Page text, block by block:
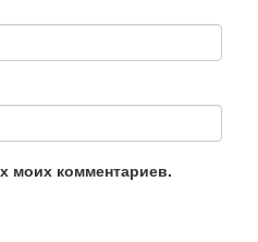
моих комментариев.